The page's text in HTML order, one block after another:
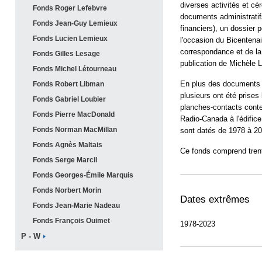
Fonds Roger Lefebvre
Fonds Jean-Guy Lemieux
Fonds Lucien Lemieux
Fonds Gilles Lesage
Fonds Michel Létourneau
Fonds Robert Libman
Fonds Gabriel Loubier
Fonds Pierre MacDonald
Fonds Norman MacMillan
Fonds Agnès Maltais
Fonds Serge Marcil
Fonds Georges-Émile Marquis
Fonds Norbert Morin
Fonds Jean-Marie Nadeau
Fonds François Ouimet
P - W
diverses activités et
documents
financiers), un dossier
l'occasion du
correspondance et de
publication de Michèle
En plus des
plusieurs ont été
planches-contacts
Radio-Canada à
sont datés de 1978 à
Ce fonds comprend
Dates extrêmes
1978-2023